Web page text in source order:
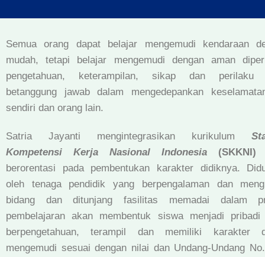
Semua orang dapat belajar mengemudi kendaraan
mudah, tetapi belajar mengemudi dengan aman
pengetahuan, keterampilan, sikap dan perilaku
betanggung jawab dalam mengedepankan
sendiri dan orang lain.
Satria Jayanti mengintegrasikan kurikulum
Kompetensi Kerja Nasional Indonesia
(SKKNI)
berorentasi pada pembentukan karakter didiknya.
oleh tenaga pendidik yang berpengalaman dan
bidang dan ditunjang fasilitas memadai dalam
pembelajaran akan membentuk siswa menjadi pribadi
berpengetahuan, terampil dan memiliki karakter
mengemudi sesuai dengan nilai dan Undang-Undang